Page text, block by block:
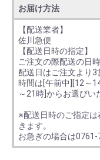
お届け方法
【配送業者】
佐川急便
【配送日時の指定】
ご注文の際配送の日
配送日はご注文より3
時間は[午前中][12～
～21時]からお選びい
※配送日時のご指定
きます。
お急ぎの場合は0761-